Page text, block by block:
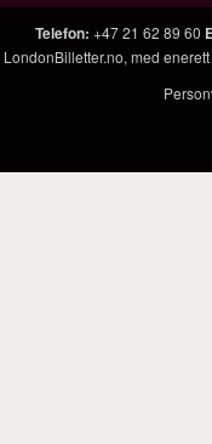
Telefon: +47 21 62 89 60
LondonBilletter.no, med